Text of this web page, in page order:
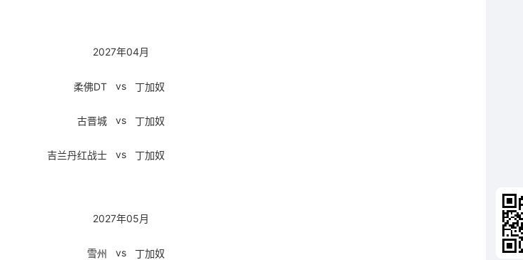
2027年04月
柔佛DT vs 丁加奴
古晋城 vs 丁加奴
吉兰丹红战士 vs 丁加奴
2027年05月
雪州 vs 丁加奴